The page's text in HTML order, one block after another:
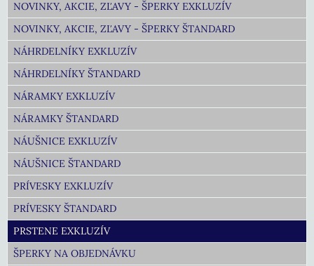
NOVINKY, AKCIE, ZĽAVY - ŠPERKY EXKLUZÍV
NOVINKY, AKCIE, ZĽAVY - ŠPERKY ŠTANDARD
NÁHRDELNÍKY EXKLUZÍV
NÁHRDELNÍKY ŠTANDARD
NÁRAMKY EXKLUZÍV
NÁRAMKY ŠTANDARD
NÁUŠNICE EXKLUZÍV
NÁUŠNICE ŠTANDARD
PRÍVESKY EXKLUZÍV
PRÍVESKY ŠTANDARD
PRSTENE EXKLUZÍV
ŠPERKY NA OBJEDNÁVKU